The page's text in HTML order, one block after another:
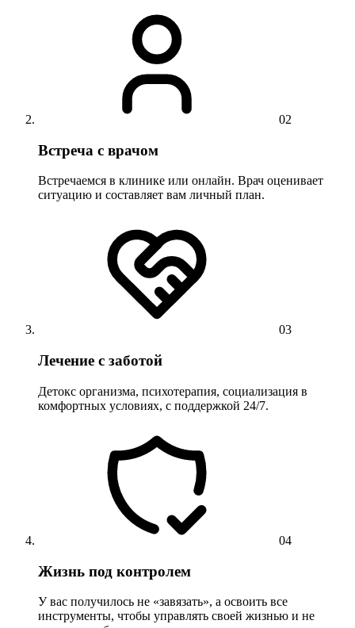
02
Встреча с врачом
Встречаемся в клинике или онлайн. Врач оценивает
ситуацию и составляет вам личный план.
03
Лечение с заботой
Детокс организма, психотерапия, социализация в
комфортных условиях, с поддержкой 24/7.
04
Жизнь под контролем
У вас получилось не «завязать», а освоить все
инструменты, чтобы управлять своей жизнью и не